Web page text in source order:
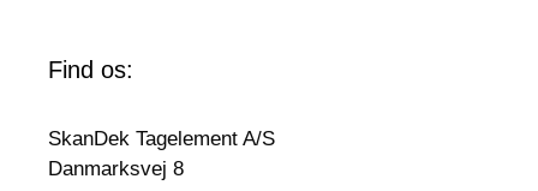
Find os:
SkanDek Tagelement A/S
Danmarksvej 8